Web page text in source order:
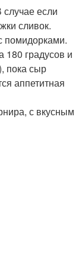
если
сливок.
помидорками.
180 градусов и
пока сыр
аппетитная
с вкусным